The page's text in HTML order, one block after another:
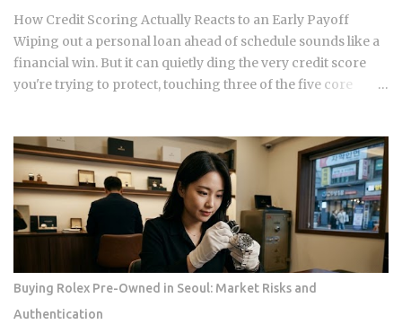
sitting empty when the first tax or insurance bill lands. One
monthly payment covers principal, interest, taxes, and
insurance, a structure lende...
How Credit Scoring Actually Reacts to an Early Payoff
Wiping out a personal loan ahead of schedule sounds like a
financial win. But it can quietly ding the very credit score
you're trying to protect, touching three of the five core
actually pay to keep that loan open a little longer? Payment
history takes a hit in a subtle way: an open loan builds a
running record of on-time payments, while a closed one
stops adding new evidence that you pay your bills. Credit
mix shrinks. Lenders like to see a blend of installment loans
and revolving credit like cards, so losing the installment
account can narrow that mix. Your debt-to-income ratio
improves, though DTI itself isn't a factor in credit scoring.
Lenders use it to judge loan affordability, and a ratio near
Buying Rolex Pre-Owned in Seoul: Market Risks and
Authentication